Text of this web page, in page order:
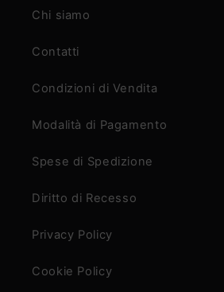
Chi siamo
Contatti
Condizioni di Vendita
Modalità di Pagamento
Spese di Spedizione
Diritto di Recesso
Privacy Policy
Cookie Policy